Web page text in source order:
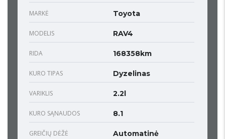
MARKĖ Toyota
MODELIS RAV4
RIDA 168358km
KURO TIPAS Dyzelinas
VARIKLIS 2.2l
KURO SĄNAUDOS 8.1
GREIČIŲ DĖŽĖ Automatinė